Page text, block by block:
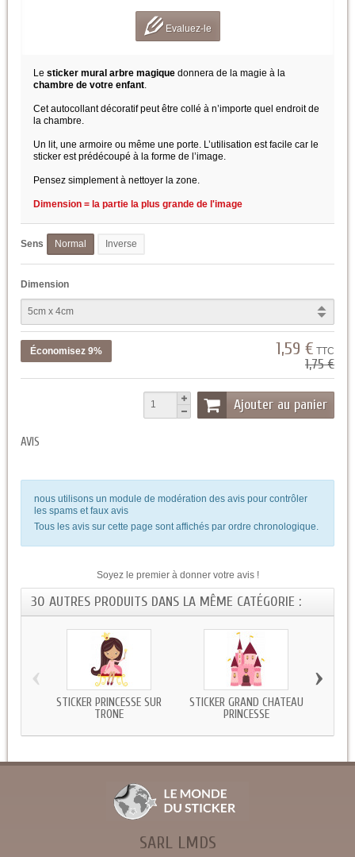
Evaluez-le
Le sticker mural arbre magique donnera de la magie à la
chambre de votre enfant.
Cet autocollant décoratif peut être collé à n’importe quel endroit de
la chambre.
Un lit, une armoire ou même une porte. L’utilisation est facile car le
sticker est prédécoupé à la forme de l’image.
Pensez simplement à nettoyer la zone.
Dimension = la partie la plus grande de l'image
Sens Normal Inverse
Dimension
Économisez 9% 1,59 € TTC
1,75 €
Ajouter au panier
AVIS
nous utilisons un module de modération des avis pour contrôler
les spams et faux avis
Tous les avis sur cette page sont affichés par ordre chronologique.
Soyez le premier à donner votre avis !
30 AUTRES PRODUITS DANS LA MÊME CATÉGORIE :
STICKER PRINCESSE SUR
TRONE
STICKER GRAND CHATEAU
PRINCESSE
‹ ›
SARL LMDS